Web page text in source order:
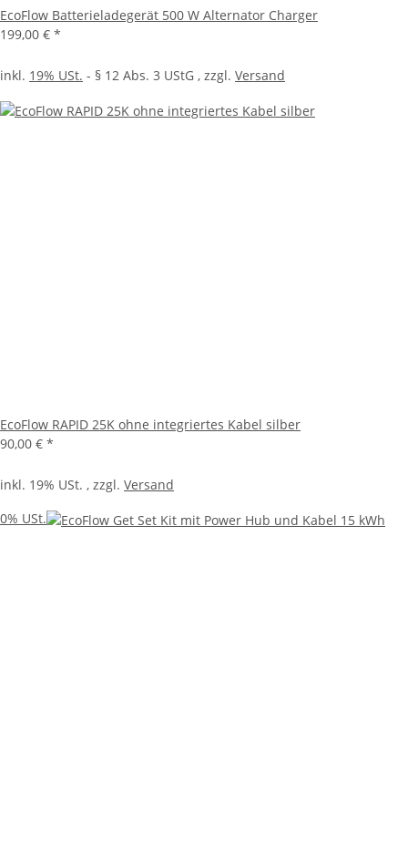
EcoFlow Batterieladegerät 500 W Alternator Charger
199,00 € *
inkl. 19% USt. - § 12 Abs. 3 UStG , zzgl. Versand
EcoFlow RAPID 25K ohne integriertes Kabel silber
90,00 € *
inkl. 19% USt. , zzgl. Versand
0% USt.